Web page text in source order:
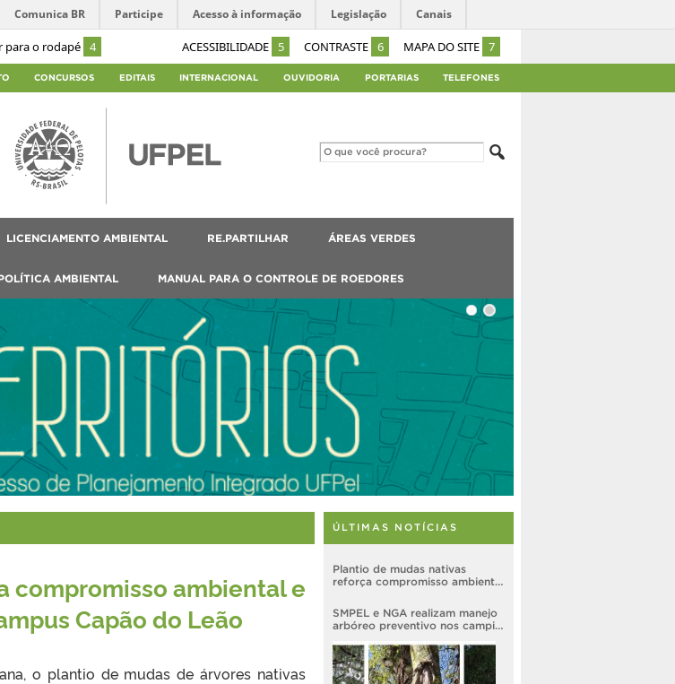
para o rodapé 4 ACESSIBILIDADE 5 CONTRASTE 6 MAPA DO SITE 7
Comunica BR Participe Acesso à informação Legislação Canais
CONCURSOS EDITAIS INTERNACIONAL OUVIDORIA PORTARIAS TELEFONES
LICENCIAMENTO AMBIENTAL RE.PARTILHAR ÁREAS VERDES
AMBIENTAL MANUAL PARA O CONTROLE DE ROEDORES
compromisso ambiental e
Capão do Leão
o plantio de mudas de árvores nativas
ÚLTIMAS NOTÍCIAS
Plantio de mudas nativas
reforça compromisso ambiental
Campus Capão do Leão
SMPEL e NGA realizam manejo
arbóreo preventivo nos campi
diante de previsão de El Niño
intenso no segundo semestre